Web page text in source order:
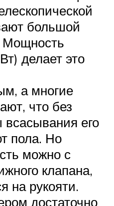
большой
Мощность
делает это
а многие
что без
всасывания его
пола. Но
можно с
клапана,
на рукояти.
достаточно